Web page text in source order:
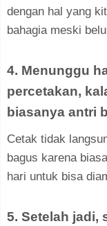
dengan hal yang
bahagia meski
4. Menunggu
percetakan,
biasanya antri
Cetak tidak
bagus karena
hari untuk bisa
5. Setelah jadi,